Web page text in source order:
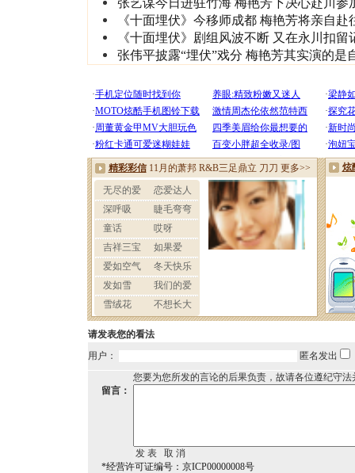
《十面埋伏》今移师成都 梅艳芳将亲自赴
《十面埋伏》剧组风波不断 又在永川扣留
张伟平披露“埋伏”戏分 梅艳芳其实演的是
请发表您的看法
用户：
匿名发出
您要为您所发的言论的后果负责，故请各位遵纪守
留言：
*经营许可证编号：京ICP00000008号